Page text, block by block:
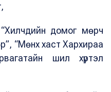
“Хилчдийн домог мөрч
“Мөнх хаст Хархираа
шил хүртэл